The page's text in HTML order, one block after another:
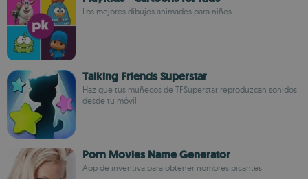
Los mejores dibujos animados para niños
Talking Friends Superstar
Haz que tus muñecos de TFSuperstar reproduzcan sonidos
desde tu móvil
Porn Movies Name Generator
App de inventiva para obtener nombres picantes